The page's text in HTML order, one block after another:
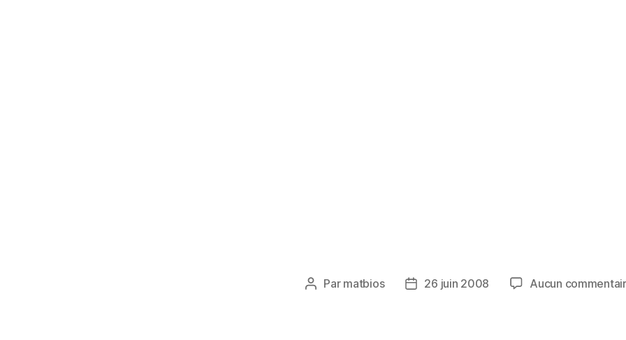
Auteur
Par matbios
Date26 juin 2008 Aucun